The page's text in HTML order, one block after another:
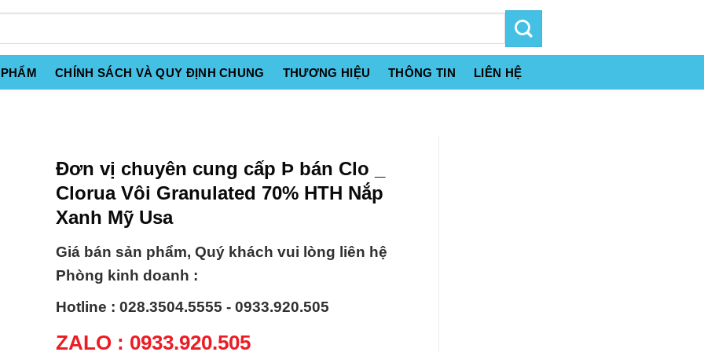
CHÍNH SÁCH VÀ QUY ĐỊNH CHUNG THƯƠNG HIỆU THÔNG TIN LIÊN HỆ
Đơn vị chuyên cung cấp Þ bán Clo _
Clorua Vôi Granulated 70% HTH Nắp
Xanh Mỹ Usa
Giá bán sản phẩm, Quý khách vui lòng liên hệ
Phòng kinh doanh :
Hotline : 028.3504.5555 - 0933.920.505
ZALO : 0933.920.505